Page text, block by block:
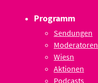
Programm
Sendungen
Moderatoren
Wiesn
Aktionen
Podcasts